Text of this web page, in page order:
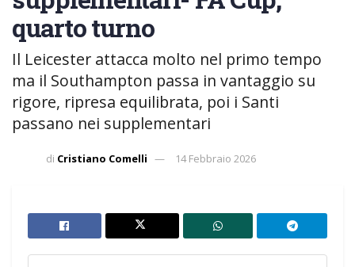
quarto turno
Il Leicester attacca molto nel primo tempo
ma il Southampton passa in vantaggio su
rigore, ripresa equilibrata, poi i Santi
passano nei supplementari
di Cristiano Comelli 14 Febbraio 2026